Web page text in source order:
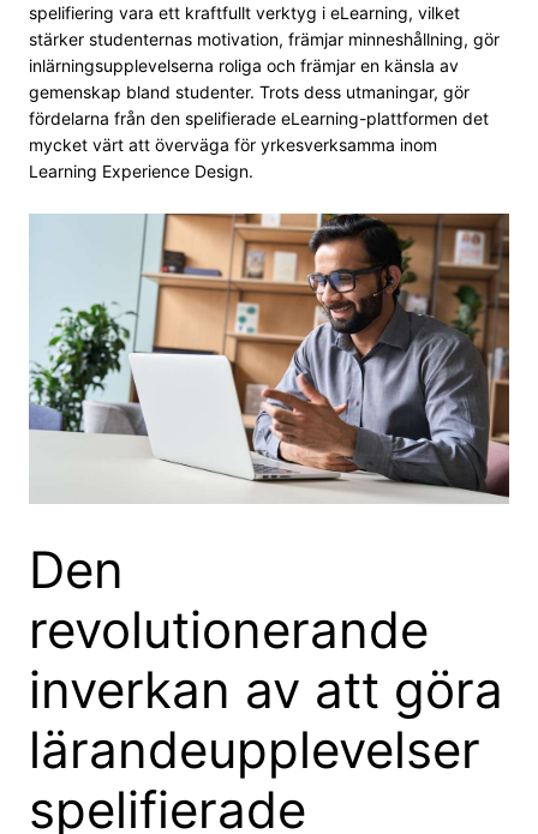
spelifiering vara ett kraftfullt verktyg i eLearning, vilket
stärker studenternas motivation, främjar minneshållning, gör
inlärningsupplevelserna roliga och främjar en känsla av
gemenskap bland studenter. Trots dess utmaningar, gör
fördelarna från den spelifierade eLearning-plattformen det
mycket värt att överväga för yrkesverksamma inom
Learning Experience Design.
Den
revolutionerande
inverkan av att göra
lärandeupplevelser
spelifierade